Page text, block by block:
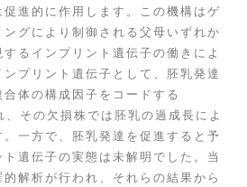
進的に作用します。この機構はゲ
グにより制御される父母いずれか
るインプリント遺伝子の働きによ
プリント遺伝子として、胚乳発達
体の構成因子をコードする
、その欠損株では胚乳の過成長によ
一方で、胚乳発達を促進すると予
遺伝子の実態は未解明でした。当
解析が行われ、それらの結果から